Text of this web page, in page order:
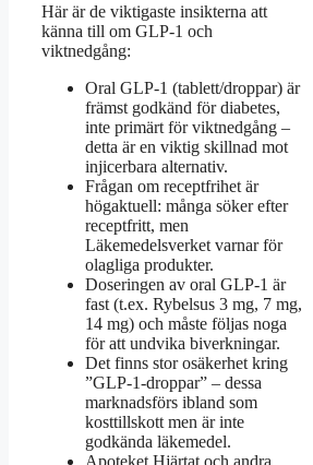
Här är de viktigaste insikterna att
känna till om GLP-1 och
viktnedgång:
Oral GLP-1 (tablett/droppar) är
främst godkänd för diabetes,
inte primärt för viktnedgång –
detta är en viktig skillnad mot
injicerbara alternativ.
Frågan om receptfrihet är
högaktuell: många söker efter
receptfritt, men
Läkemedelsverket varnar för
olagliga produkter.
Doseringen av oral GLP-1 är
fast (t.ex. Rybelsus 3 mg, 7 mg,
14 mg) och måste följas noga
för att undvika biverkningar.
Det finns stor osäkerhet kring
”GLP-1-droppar” – dessa
marknadsförs ibland som
kosttillskott men är inte
godkända läkemedel.
Apoteket Hjärtat och andra